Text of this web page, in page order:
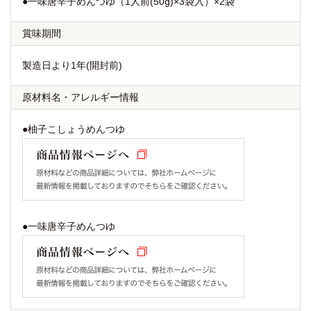
賞味期間
製造日より1年(開封前)
原材料名 ・ アレルギー情報
●柚子こしょうめんつゆ
●一味唐辛子めんつゆ